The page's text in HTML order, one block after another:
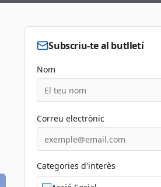
Subscriu-te al butlletí
Nom
Correu electrònic
Categories d'interès